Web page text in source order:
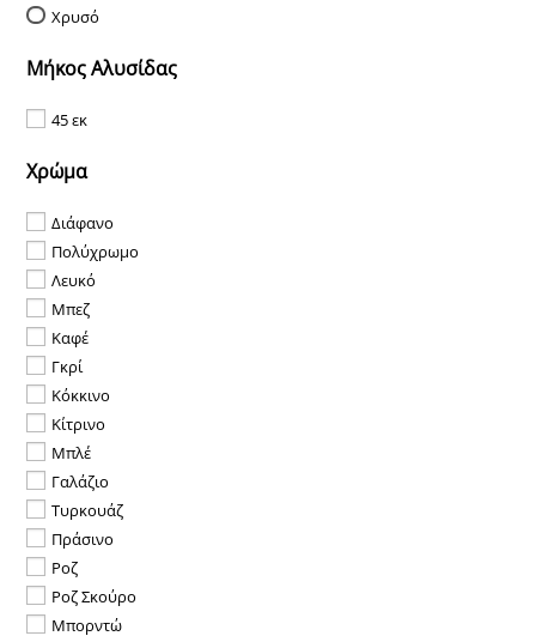
Χρυσό
Μήκος Αλυσίδας
45 εκ
Χρώμα
Διάφανο
Πολύχρωμο
Λευκό
Μπεζ
Καφέ
Γκρί
Κόκκινο
Κίτρινο
Μπλέ
Γαλάζιο
Τυρκουάζ
Πράσινο
Ροζ
Ροζ Σκούρο
Μπορντώ